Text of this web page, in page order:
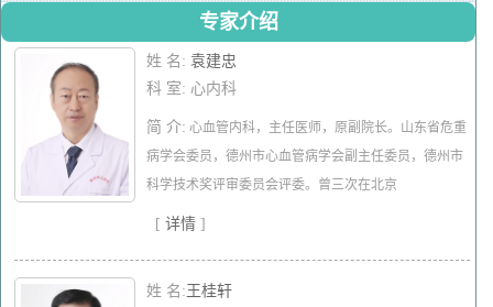
专家介绍
姓 名: 袁建忠
科 室: 心内科
简 介: 心血管内科，主任医师，原副院长。山东省危重
病学会委员，德州市心血管病学会副主任委员，德州市
科学技术奖评审委员会评委。曾三次在北京
[ 详情 ]
姓 名: ​王桂轩